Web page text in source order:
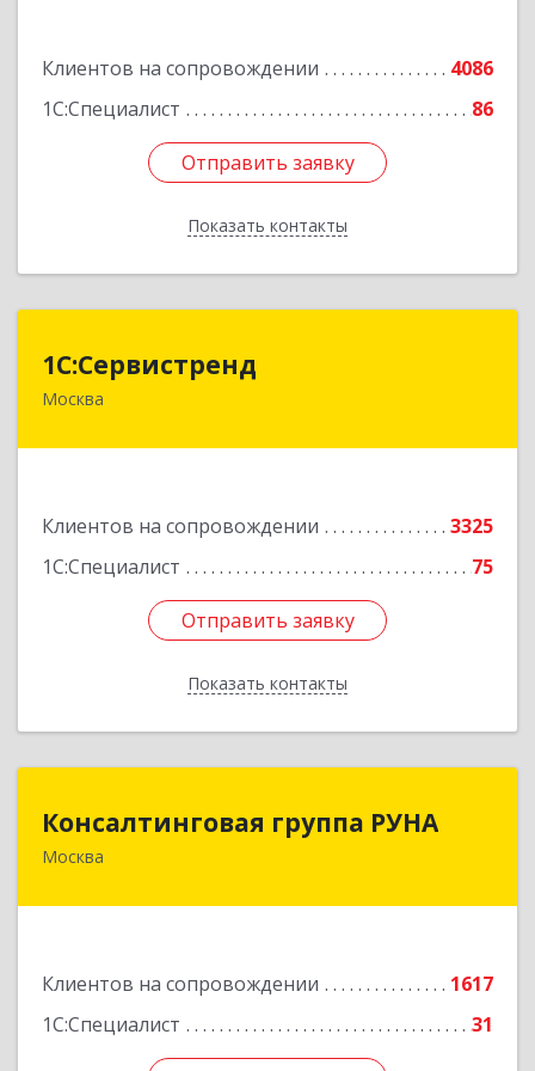
Клиентов на сопровождении
4086
1С:Специалист
86
Отправить заявку
Показать контакты
Отправить заявку
Назад
1С:Сервистренд
Москва
Клиентов на сопровождении
3325
1С:Специалист
75
Отправить заявку
Показать контакты
107023, Москва г, Семёновский пер, дом № 15,
Отправить заявку
Назад
Консалтинговая группа РУНА
Москва
Клиентов на сопровождении
1617
1С:Специалист
31
117218, Москва г, Кржижановского ул, дом №